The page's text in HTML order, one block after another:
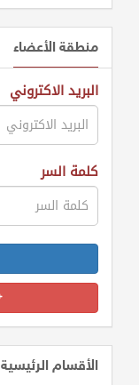
منطقة الأعضاء
البريد الاكتروني
كلمة السر
الأقسام الرئيسية